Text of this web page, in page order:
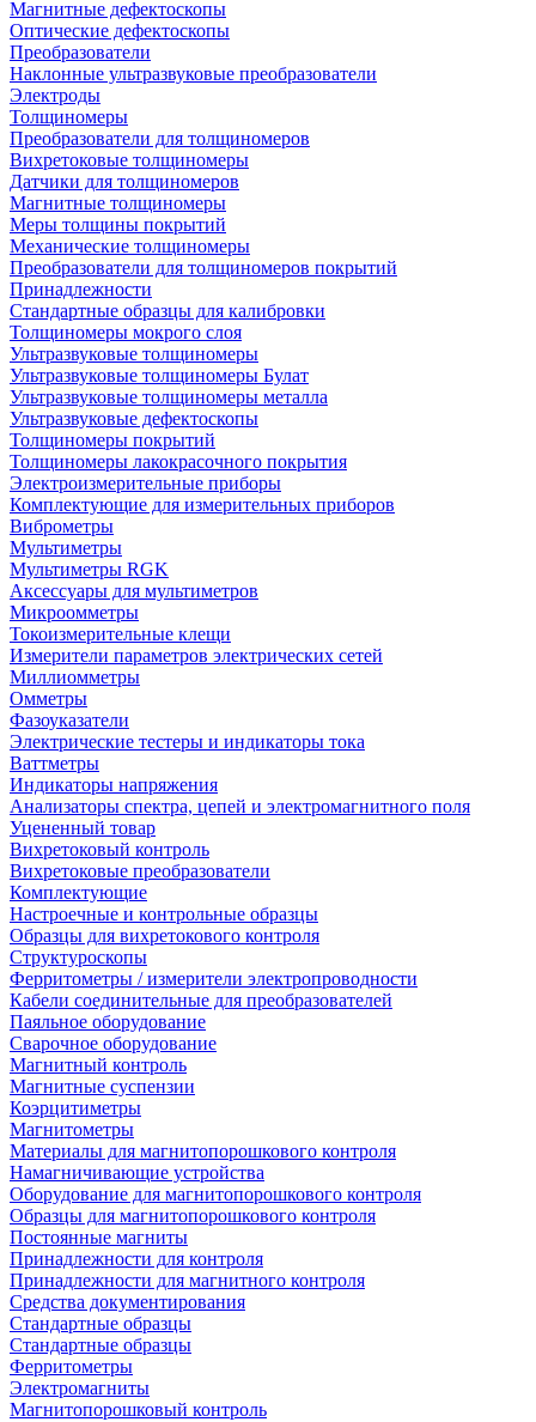
Магнитные дефектоскопы
Оптические дефектоскопы
Преобразователи
Наклонные ультразвуковые преобразователи
Электроды
Толщиномеры
Преобразователи для толщиномеров
Вихретоковые толщиномеры
Датчики для толщиномеров
Магнитные толщиномеры
Меры толщины покрытий
Механические толщиномеры
Преобразователи для толщиномеров покрытий
Принадлежности
Стандартные образцы для калибровки
Толщиномеры мокрого слоя
Ультразвуковые толщиномеры
Ультразвуковые толщиномеры Булат
Ультразвуковые толщиномеры металла
Ультразвуковые дефектоскопы
Толщиномеры покрытий
Толщиномеры лакокрасочного покрытия
Электроизмерительные приборы
Комплектующие для измерительных приборов
Виброметры
Мультиметры
Мультиметры RGK
Аксессуары для мультиметров
Микроомметры
Токоизмерительные клещи
Измерители параметров электрических сетей
Миллиомметры
Омметры
Фазоуказатели
Электрические тестеры и индикаторы тока
Ваттметры
Индикаторы напряжения
Анализаторы спектра, цепей и электромагнитного поля
Уцененный товар
Вихретоковый контроль
Вихретоковые преобразователи
Комплектующие
Настроечные и контрольные образцы
Образцы для вихретокового контроля
Структуроскопы
Ферритометры / измерители электропроводности
Кабели соединительные для преобразователей
Паяльное оборудование
Сварочное оборудование
Магнитный контроль
Магнитные суспензии
Коэрцитиметры
Магнитометры
Материалы для магнитопорошкового контроля
Намагничивающие устройства
Оборудование для магнитопорошкового контроля
Образцы для магнитопорошкового контроля
Постоянные магниты
Принадлежности для контроля
Принадлежности для магнитного контроля
Средства документирования
Стандартные образцы
Стандартные образцы
Ферритометры
Электромагниты
Магнитопорошковый контроль